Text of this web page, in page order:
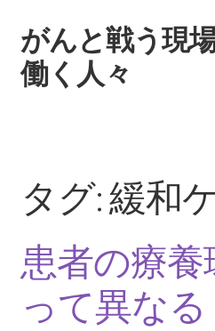
ナ
ビ
ゲ
へ
ス
ッ
プ
コ
ン
テ
キ
ッ
がんと戦う現
働く人々
さまざまな分野の認定看護師
がんセンターで働く看護師の
患者の療養環境によって異なる
タグ:緩和
患者の療養
って異なる